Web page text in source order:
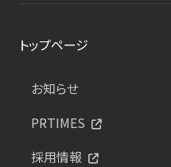
トップページ
お知らせ
PRTIMES
採用情報